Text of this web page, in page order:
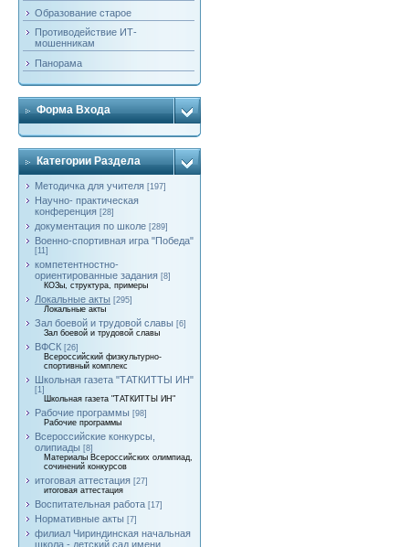
Образование старое
Противодействие ИТ-
мошенникам
Панорама
Форма Входа
Категории Раздела
Методичка для учителя [197]
Научно- практическая
конференция [28]
документация по школе [289]
Военно-спортивная игра "Победа"
[11]
компетентностно-
ориентированные задания [8]
КОЗы, структура, примеры
Локальные акты [295]
Локальные акты
Зал боевой и трудовой славы [6]
Зал боевой и трудовой славы
ВФСК [26]
Всероссийский физкультурно-
спортивный комплекс
Школьная газета "ТАТКИТТЫ ИН"
[1]
Школьная газета "ТАТКИТТЫ ИН"
Рабочие программы [98]
Рабочие программы
Всероссийские конкурсы,
олипиады [8]
Материалы Всероссийских олимпиад,
сочинений конкурсов
итоговая аттестация [27]
итоговая аттестация
Воспитательная работа [17]
Нормативные акты [7]
филиал Чириндинская начальная
школа - детский сад имени